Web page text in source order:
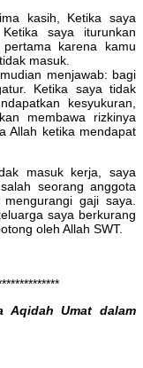
kasih, Ketika saya
saya iturunkan
karena kamu
masuk.
menjawab: bagi
Ketika saya tidak
kesyukuran,
membawa rizkinya
Allah ketika mendapat
masuk kerja, saya
seorang anggota
gaji saya.
saya berkurang
oleh Allah SWT.
Aqidah Umat dalam